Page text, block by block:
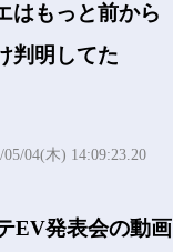
はもっと前から
判明してた
05/04(木) 14:09:23.20
EV発表会の動画